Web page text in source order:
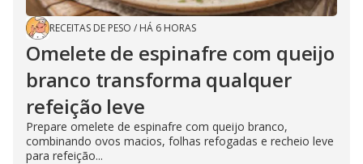
RECEITAS DE PESO / HÁ 6 HORAS
Omelete de espinafre com queijo
branco transforma qualquer
refeição leve
Prepare omelete de espinafre com queijo branco,
combinando ovos macios, folhas refogadas e recheio leve
para refeição...